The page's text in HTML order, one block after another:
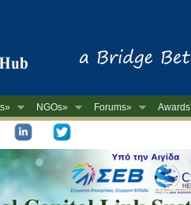
NGOs» Forums» Awards